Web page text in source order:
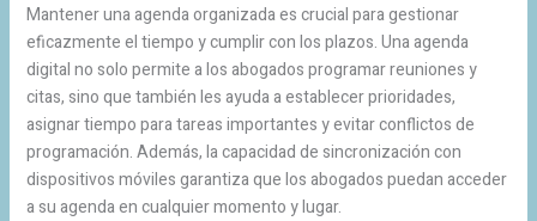
Mantener una agenda organizada es crucial para gestionar
eficazmente el tiempo y cumplir con los plazos. Una agenda
digital no solo permite a los abogados programar reuniones y
citas, sino que también les ayuda a establecer prioridades,
asignar tiempo para tareas importantes y evitar conflictos de
programación. Además, la capacidad de sincronización con
dispositivos móviles garantiza que los abogados puedan acceder
a su agenda en cualquier momento y lugar.